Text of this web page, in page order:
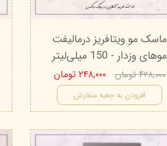
ماسک مو ویتافریز درمالیفت
موهای وزدار - 150 میلی‌لیتر
۴۲۸,۰۰۰ تومان ۲۴۸,۰۰۰ تومان
افزودن به جعبه سفارش